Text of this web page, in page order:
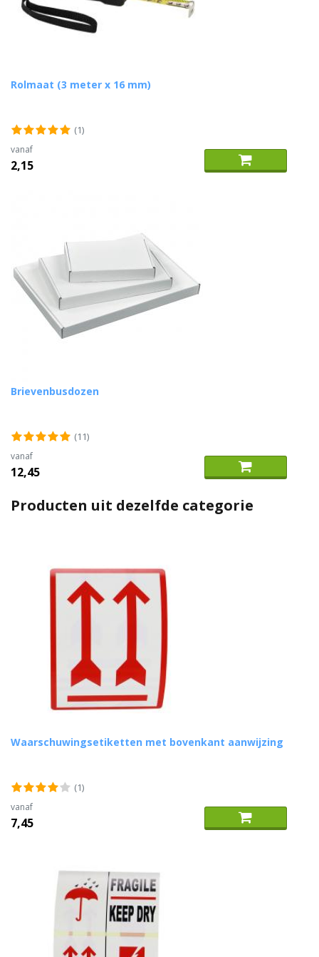
Rolmaat (3 meter x 16 mm)
(1)
vanaf
2,15
Brievenbusdozen
(11)
vanaf
12,45
Producten uit dezelfde categorie
Waarschuwingsetiketten met bovenkant aanwijzing
(1)
vanaf
7,45